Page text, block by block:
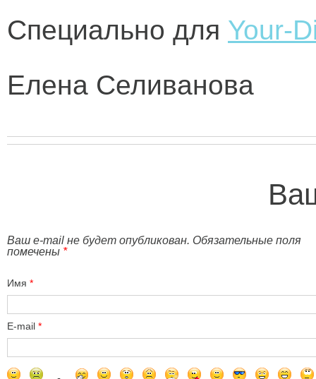
Специально для Your-
Елена Селиванова
Ваш e-mail не будет опубликован. Обязательные поля
помечены *
Имя *
E-mail *